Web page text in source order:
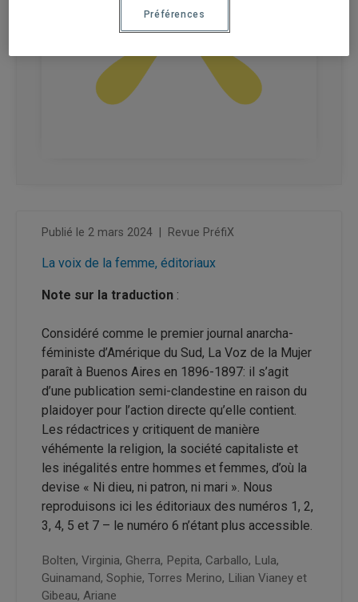
Publié le 2 mars 2024 Revue PréfiX
La voix de la femme, éditoriaux
Note sur la traduction :
Considéré comme le premier journal anarcha-
féministe d’Amérique du Sud, La Voz de la Mujer
paraît à Buenos Aires en 1896-1897: il s’agit
d’une publication semi-clandestine en raison du
plaidoyer pour l’action directe qu’elle contient.
Les rédactrices y critiquent de manière
véhémente la religion, la société capitaliste et
les inégalités entre hommes et femmes, d’où la
devise « Ni dieu, ni patron, ni mari ». Nous
reproduisons ici les éditoriaux des numéros 1, 2,
3, 4, 5 et 7 – le numéro 6 n’étant plus accessible.
Bolten, Virginia, Gherra, Pepita, Carballo, Lula,
Guinamand, Sophie, Torres Merino, Lilian Vianey et
Gibeau, Ariane
Préférences